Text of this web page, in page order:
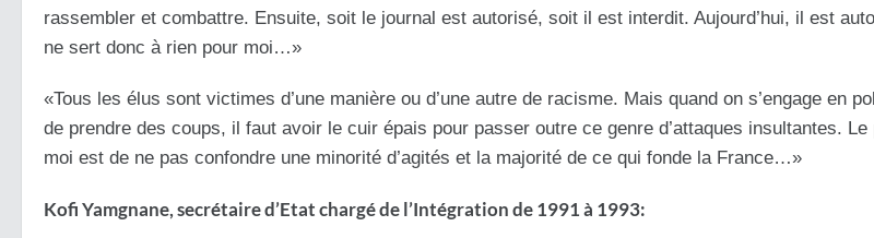
rassembler et combattre. Ensuite, soit le journal est autorisé, soit il est interdit. Aujourd’hui, il est
ne sert donc à rien pour moi…»
«Tous les élus sont victimes d’une manière ou d’une autre de racisme. Mais quand on s’engage en
de prendre des coups, il faut avoir le cuir épais pour passer outre ce genre d’attaques insultantes.
moi est de ne pas confondre une minorité d’agités et la majorité de ce qui fonde la France…»
Kofi Yamgnane, secrétaire d’Etat chargé de l’Intégration de 1991 à 1993: